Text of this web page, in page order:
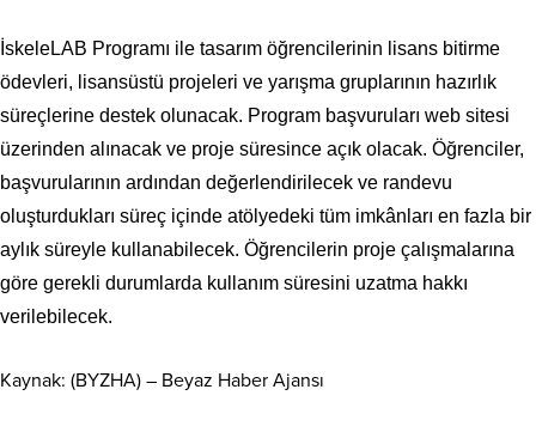
İskeleLAB Programı ile tasarım öğrencilerinin lisans bitirme
ödevleri, lisansüstü projeleri ve yarışma gruplarının hazırlık
süreçlerine destek olunacak. Program başvuruları web sitesi
üzerinden alınacak ve proje süresince açık olacak. Öğrenciler,
başvurularının ardından değerlendirilecek ve randevu
oluşturdukları süreç içinde atölyedeki tüm imkânları en fazla bir
aylık süreyle kullanabilecek. Öğrencilerin proje çalışmalarına
göre gerekli durumlarda kullanım süresini uzatma hakkı
verilebilecek.
Kaynak: (BYZHA) – Beyaz Haber Ajansı